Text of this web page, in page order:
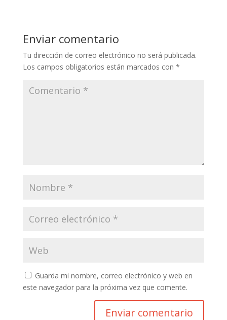
Enviar comentario
Tu dirección de correo electrónico no será publicada.
Los campos obligatorios están marcados con *
Guarda mi nombre, correo electrónico y web en
este navegador para la próxima vez que comente.